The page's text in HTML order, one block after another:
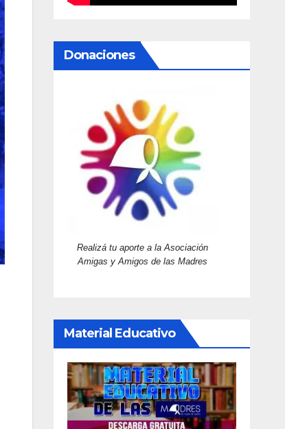
Donaciones
Realizá tu aporte a la Asociación
Amigas y Amigos de las Madres
Material Educativo